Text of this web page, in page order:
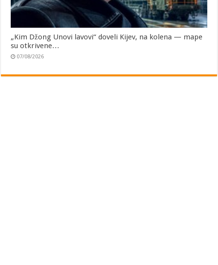
„Kim Džong Unovi lavovi“ doveli Kijev, na kolena — mape
su otkrivene…
07/08/2026